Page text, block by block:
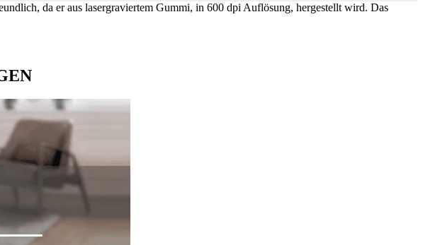
da er aus lasergraviertem Gummi, in 600 dpi Auflösung, hergestellt wird. Das